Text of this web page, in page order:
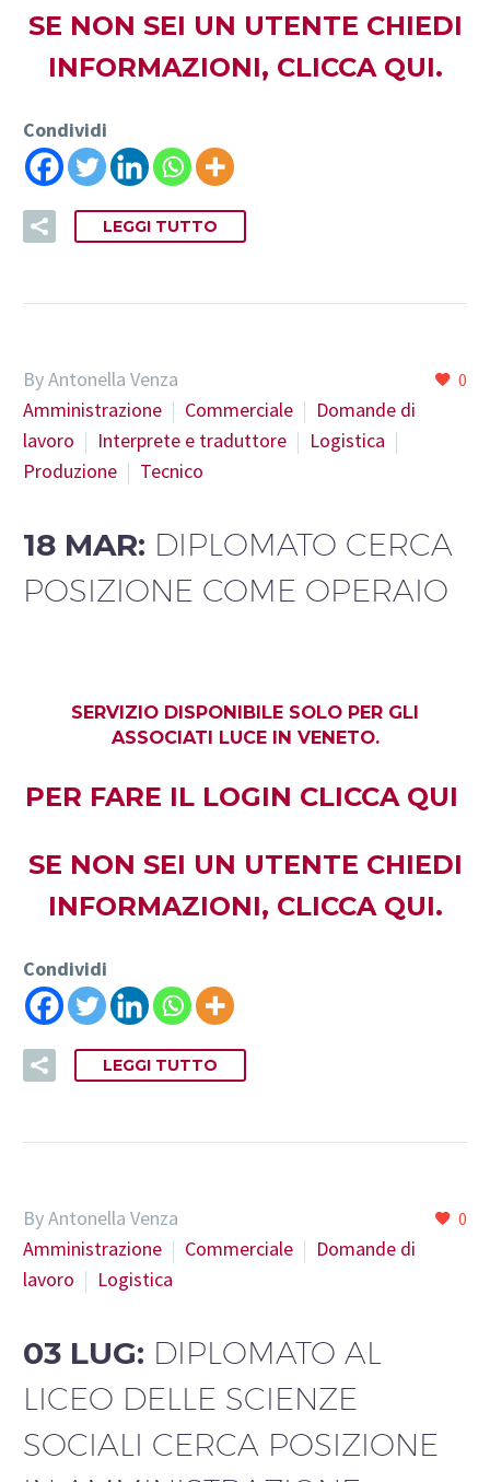
SE NON SEI UN UTENTE CHIEDI
INFORMAZIONI, CLICCA QUI.
Condividi
LEGGI TUTTO
0
By Antonella Venza
Amministrazione
Commerciale
Domande di
lavoro
Interprete e traduttore
Logistica
Produzione
Tecnico
18 MAR: DIPLOMATO CERCA
POSIZIONE COME OPERAIO
SERVIZIO DISPONIBILE SOLO PER GLI
ASSOCIATI LUCE IN VENETO.
PER FARE IL LOGIN CLICCA QUI
SE NON SEI UN UTENTE CHIEDI
INFORMAZIONI, CLICCA QUI.
Condividi
LEGGI TUTTO
0
By Antonella Venza
Amministrazione
Commerciale
Domande di
lavoro
Logistica
03 LUG: DIPLOMATO AL
LICEO DELLE SCIENZE
SOCIALI CERCA POSIZIONE